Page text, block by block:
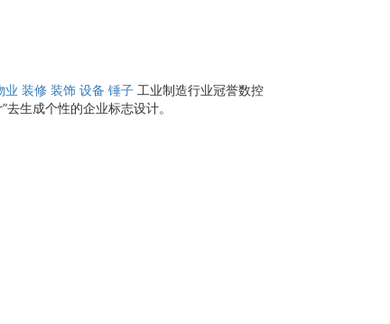
业 装修 装饰 设备 锤子 工业制造行业冠誉数控
生成个性的企业标志设计。